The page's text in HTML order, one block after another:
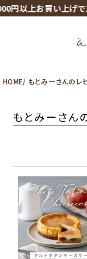
以上お買い上げで10
HOME もとみーさんのレ
もとみーさん